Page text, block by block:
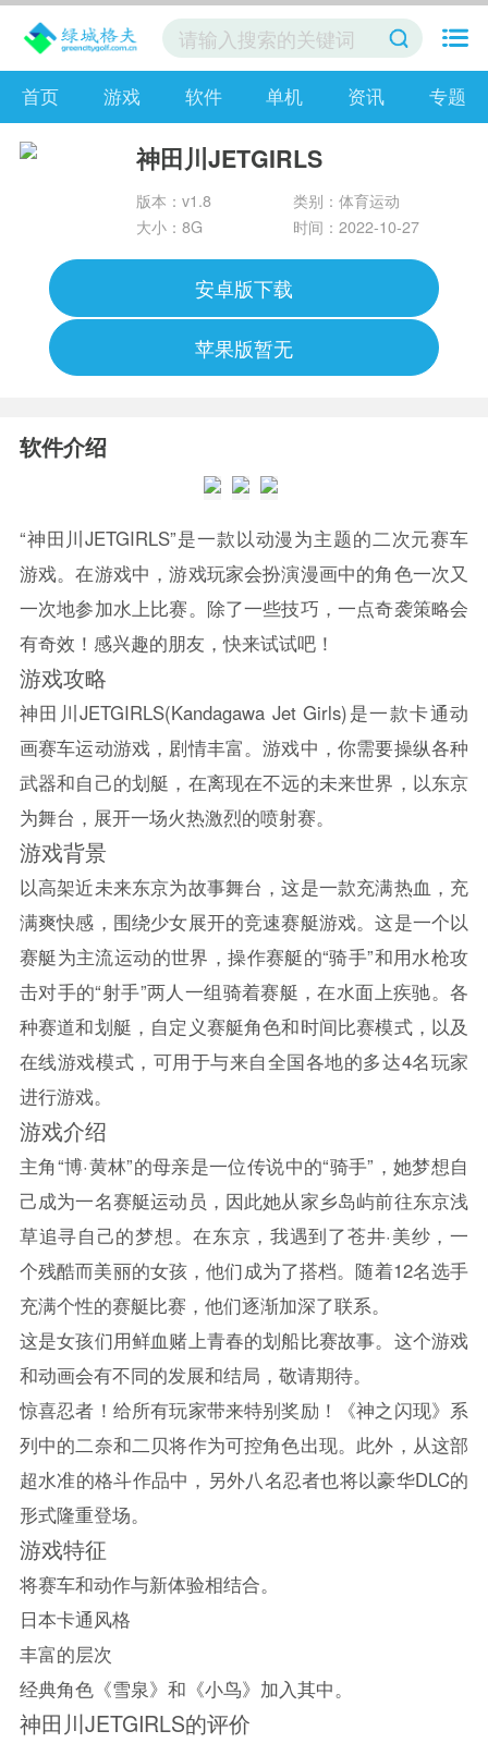
首页 游戏 软件 单机 资讯 专题
神田川JETGIRLS
版本：v1.8
类别：体育运动
大小：8G
时间：2022-10-27
安卓版下载
苹果版暂无
软件介绍
“神田川JETGIRLS”是一款以动漫为主题的二次元赛车
游戏。在游戏中，游戏玩家会扮演漫画中的角色一次又
一次地参加水上比赛。除了一些技巧，一点奇袭策略会
有奇效！感兴趣的朋友，快来试试吧！
游戏攻略
神田川JETGIRLS(Kandagawa Jet Girls)是一款卡通动
画赛车运动游戏，剧情丰富。游戏中，你需要操纵各种
武器和自己的划艇，在离现在不远的未来世界，以东京
为舞台，展开一场火热激烈的喷射赛。
游戏背景
以高架近未来东京为故事舞台，这是一款充满热血，充
满爽快感，围绕少女展开的竞速赛艇游戏。这是一个以
赛艇为主流运动的世界，操作赛艇的“骑手”和用水枪攻
击对手的“射手”两人一组骑着赛艇，在水面上疾驰。各
种赛道和划艇，自定义赛艇角色和时间比赛模式，以及
在线游戏模式，可用于与来自全国各地的多达4名玩家
进行游戏。
游戏介绍
主角“博·黄林”的母亲是一位传说中的“骑手”，她梦想自
己成为一名赛艇运动员，因此她从家乡岛屿前往东京浅
草追寻自己的梦想。在东京，我遇到了苍井·美纱，一
个残酷而美丽的女孩，他们成为了搭档。随着12名选手
充满个性的赛艇比赛，他们逐渐加深了联系。
这是女孩们用鲜血赌上青春的划船比赛故事。这个游戏
和动画会有不同的发展和结局，敬请期待。
惊喜忍者！给所有玩家带来特别奖励！《神之闪现》系
列中的二奈和二贝将作为可控角色出现。此外，从这部
超水准的格斗作品中，另外八名忍者也将以豪华DLC的
形式隆重登场。
游戏特征
将赛车和动作与新体验相结合。
日本卡通风格
丰富的层次
经典角色《雪泉》和《小鸟》加入其中。
神田川JETGIRLS的评价